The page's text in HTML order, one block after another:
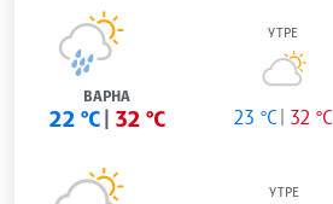
ВАРНА
22 °C 32 °C
УТРЕ
23 °C 32 °C
УТРЕ